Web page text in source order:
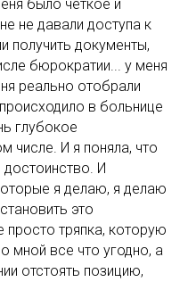
было четкое и
не давали доступа к
получить документы,
бюрократии... у меня
реально отобрали
в больнице
глубокое
числе. И я поняла, что
И
я делаю, я делаю
это
просто тряпка, которую
мной все что угодно, а
отстоять позицию,